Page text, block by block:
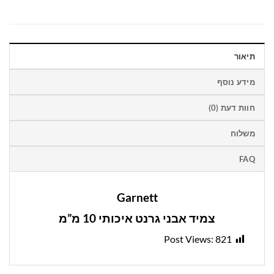
תיאור
מידע נוסף
חוות דעת (0)
משלוח
FAQ
Garnett
צמיד אבני גרנט איכותי 10 מ”מ
Post Views: 821